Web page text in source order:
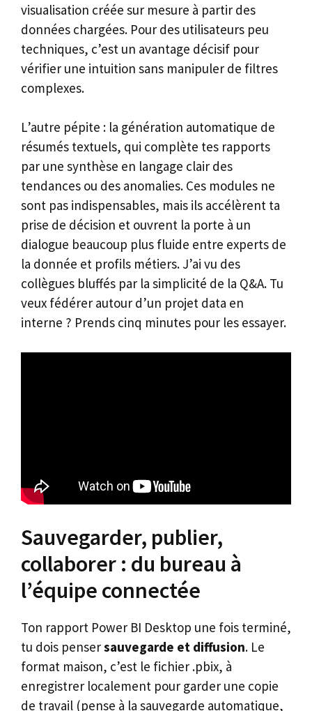
visualisation créée sur mesure à partir des
données chargées. Pour des utilisateurs peu
techniques, c’est un avantage décisif pour
vérifier une intuition sans manipuler de filtres
complexes.
L’autre pépite : la génération automatique de
résumés textuels, qui complète tes rapports
par une synthèse en langage clair des
tendances ou des anomalies. Ces modules ne
sont pas indispensables, mais ils accélèrent ta
prise de décision et ouvrent la porte à un
dialogue beaucoup plus fluide entre experts de
la donnée et profils métiers. J’ai vu des
collègues bluffés par la simplicité de la Q&A. Tu
veux fédérer autour d’un projet data en
interne ? Prends cinq minutes pour les essayer.
Sauvegarder, publier,
collaborer : du bureau à
l’équipe connectée
Ton rapport Power BI Desktop une fois terminé,
tu dois pensersauvegarde et diffusion. Le
format maison, c’est le fichier .pbix, à
enregistrer localement pour garder une copie
de travail (pense à la sauvegarde automatique,